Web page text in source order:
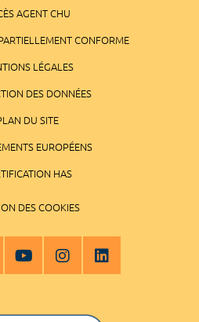
AGENT CHU
CONFORME
LÉGALES
DES DONNÉES
DU SITE
EUROPÉENS
HAS
DES COOKIES